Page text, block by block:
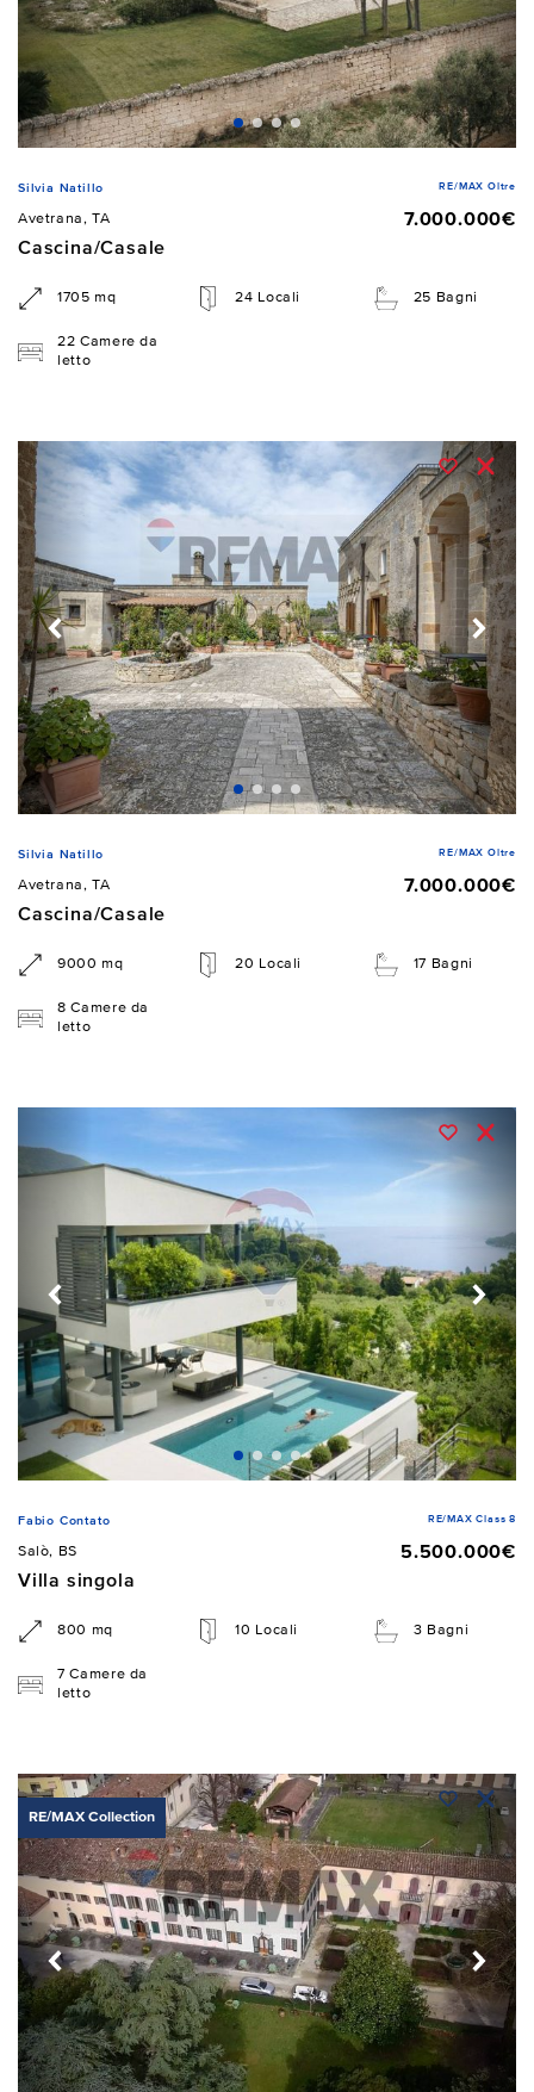
Silvia Natillo RE/MAX Oltre
Avetrana, TA
7.000.000€
Cascina/Casale
1705 mq 24 Locali 25 Bagni
22 Camere da
letto
Silvia Natillo RE/MAX Oltre
Avetrana, TA
7.000.000€
Cascina/Casale
9000 mq 20 Locali 17 Bagni
8 Camere da
letto
Fabio Contato RE/MAX Class 8
Salò, BS
5.500.000€
Villa singola
800 mq 10 Locali 3 Bagni
7 Camere da
letto
RE/MAX Collection